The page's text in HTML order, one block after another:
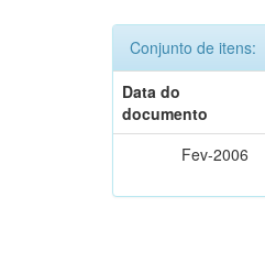
Conjunto de itens:
Data do
documento
Fev-2006